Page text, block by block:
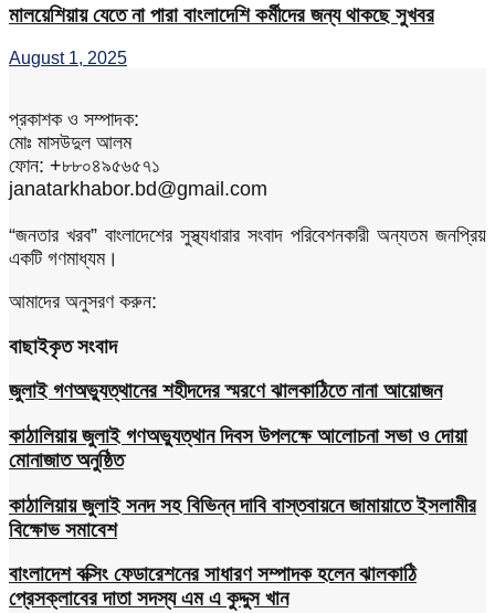
মালয়েশিয়ায় যেতে না পারা বাংলাদেশি কর্মীদের জন্য থাকছে সুখবর
August 1, 2025
প্রকাশক ও সম্পাদক:
মোঃ মাসউদুল আলম
ফোন: +৮৮০৪৯৫৬৫৭১
janatarkhabor.bd@gmail.com
“জনতার খরব” বাংলাদেশের সুস্থ্যধারার সংবাদ পরিবেশনকারী অন্যতম জনপ্রিয়
একটি গণমাধ্যম।
আমাদের অনুসরণ করুন:
বাছাইকৃত সংবাদ
জুলাই গণঅভ্যুত্থানের শহীদদের স্মরণে ঝালকাঠিতে নানা আয়োজন
কাঠালিয়ায় জুলাই গণঅভ্যুত্থান দিবস উপলক্ষে আলোচনা সভা ও দোয়া
মোনাজাত অনুষ্ঠিত
কাঠালিয়ায় জুলাই সনদ সহ বিভিন্ন দাবি বাস্তবায়নে জামায়াতে ইসলামীর
বিক্ষোভ সমাবেশ
বাংলাদেশ বক্সিং ফেডারেশনের সাধারণ সম্পাদক হলেন ঝালকাঠি
প্রেসক্লাবের দাতা সদস্য এম এ কুদ্দুস খান